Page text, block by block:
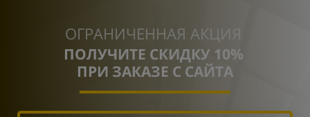
ОГРАНИЧЕННАЯ АКЦИЯ
ПОЛУЧИТЕ СКИДКУ 10%
ПРИ ЗАКАЗЕ С САЙТА